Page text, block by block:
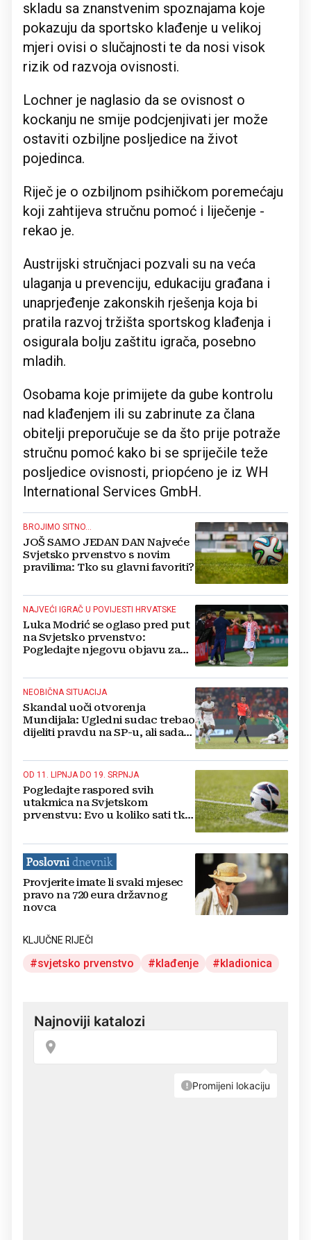
skladu sa znanstvenim spoznajama koje
pokazuju da sportsko klađenje u velikoj
mjeri ovisi o slučajnosti te da nosi visok
rizik od razvoja ovisnosti.
Lochner je naglasio da se ovisnost o
kockanju ne smije podcjenjivati jer može
ostaviti ozbiljne posljedice na život
pojedinca.
Riječ je o ozbiljnom psihičkom poremećaju
koji zahtijeva stručnu pomoć i liječenje -
rekao je.
Austrijski stručnjaci pozvali su na veća
ulaganja u prevenciju, edukaciju građana i
unaprjeđenje zakonskih rješenja koja bi
pratila razvoj tržišta sportskog klađenja i
osigurala bolju zaštitu igrača, posebno
mladih.
Osobama koje primijete da gube kontrolu
nad klađenjem ili su zabrinute za člana
obitelji preporučuje se da što prije potraže
stručnu pomoć kako bi se spriječile teže
posljedice ovisnosti, priopćeno je iz WH
International Services GmbH.
BROJIMO SITNO...
JOŠ SAMO JEDAN DAN Najveće
Svjetsko prvenstvo s novim
pravilima: Tko su glavni favoriti?
NAJVEĆI IGRAČ U POVIJESTI HRVATSKE
Luka Modrić se oglaso pred put
na Svjetsko prvenstvo:
Pogledajte njegovu objavu za
NEOBIČNA SITUACIJA
Skandal uoči otvorenja
Mundijala: Ugledni sudac trebao
dijeliti pravdu na SP-u, ali sada
OD 11. LIPNJA DO 19. SRPNJA
Pogledajte raspored svih
utakmica na Svjetskom
prvenstvu: Evo u koliko sati tko
Provjerite imate li svaki mjesec
pravo na 720 eura državnog
novca
KLJUČNE RIJEČI
svjetsko prvenstvo klađenje kladionica